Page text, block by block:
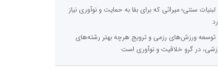
لبنیات سنتی؛ میراثی که برای بقا به حمایت و نوآوری نیاز
توسعه ورزش‌های رزمی و ترویج هرچه بهتر رشته‌های
در گرو خلاقیت و نوآوری است